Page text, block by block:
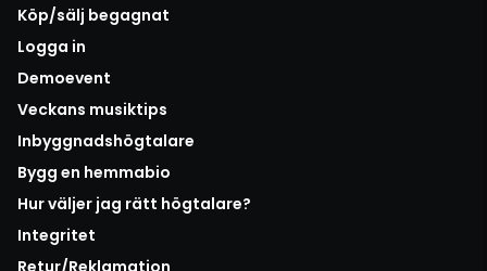
Köp/sälj begagnat
Logga in
Demoevent
Veckans musiktips
Inbyggnadshögtalare
Bygg en hemmabio
Hur väljer jag rätt högtalare?
Integritet
Retur/Reklamation